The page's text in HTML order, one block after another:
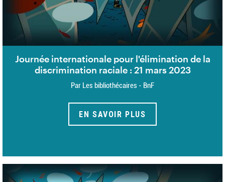
Journée internationale pour l'élimination de la
discrimination raciale : 21 mars 2023
Par Les bibliothécaires - BnF
EN SAVOIR PLUS